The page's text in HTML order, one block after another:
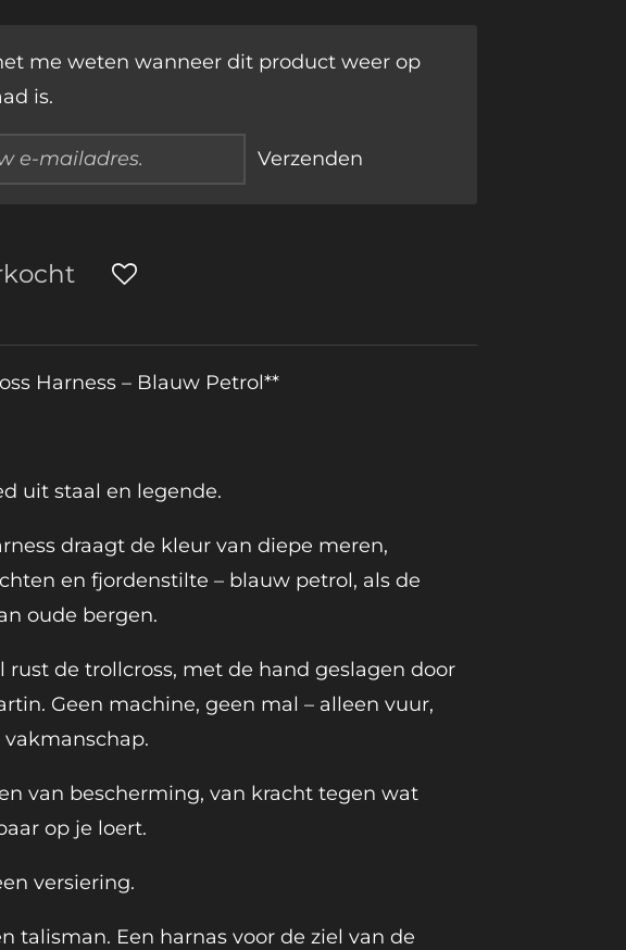
me weten wanneer dit product weer op
is.
Verzenden
Harness – Blauw Petrol**
uit staal en legende.
draagt de kleur van diepe meren,
en fjordenstilte – blauw petrol, als de
oude bergen.
rust de trollcross, met de hand geslagen door
Geen machine, geen mal – alleen vuur,
vakmanschap.
van bescherming, van kracht tegen wat
op je loert.
versiering.
talisman. Een harnas voor de ziel van de